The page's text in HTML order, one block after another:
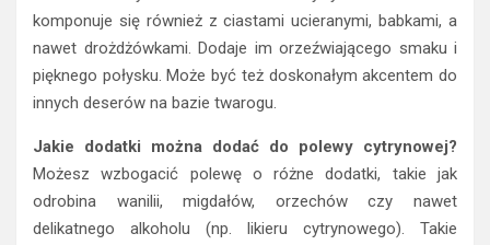
komponuje się również z ciastami ucieranymi, babkami, a
nawet drożdżówkami. Dodaje im orzeźwiającego smaku i
pięknego połysku. Może być też doskonałym akcentem do
innych deserów na bazie twarogu.
Jakie dodatki można dodać do polewy cytrynowej?
Możesz wzbogacić polewę o różne dodatki, takie jak
odrobina wanilii, migdałów, orzechów czy nawet
delikatnego alkoholu (np. likieru cytrynowego). Takie